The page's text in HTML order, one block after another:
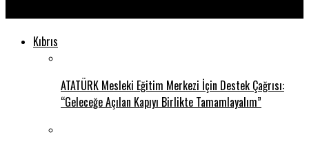
Kıbrıs
ATATÜRK Mesleki Eğitim Merkezi İçin Destek Çağrısı:
“Geleceğe Açılan Kapıyı Birlikte Tamamlayalım”